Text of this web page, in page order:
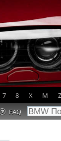
7 8 X M Z
FAQ